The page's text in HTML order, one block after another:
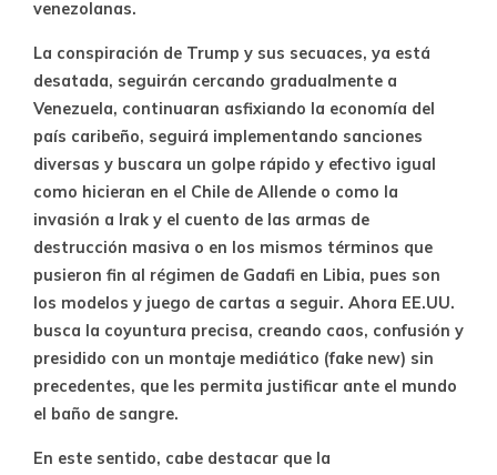
venezolanas.
La conspiración de Trump y sus secuaces, ya está
desatada, seguirán cercando gradualmente a
Venezuela, continuaran asfixiando la economía del
país caribeño, seguirá implementando sanciones
diversas y buscara un golpe rápido y efectivo igual
como hicieran en el Chile de Allende o como la
invasión a Irak y el cuento de las armas de
destrucción masiva o en los mismos términos que
pusieron fin al régimen de Gadafi en Libia, pues son
los modelos y juego de cartas a seguir. Ahora EE.UU.
busca la coyuntura precisa, creando caos, confusión y
presidido con un montaje mediático (fake new) sin
precedentes, que les permita justificar ante el mundo
el baño de sangre.
En este sentido, cabe destacar que la